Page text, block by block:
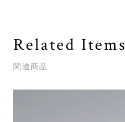
Related Items
関連商品